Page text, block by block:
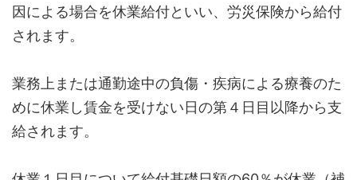
因による場合を休業給付といい、労災保険から給付
されます。
業務上または通勤途中の負傷・疾病による療養のた
めに休業し賃金を受けない日の第４日目以降から支
給されます。